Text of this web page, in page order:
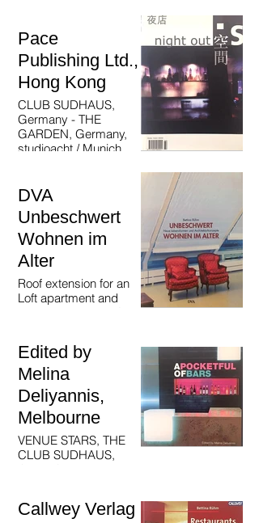
Pace
Publishing Ltd.,
Hong Kong
CLUB SUDHAUS,
Germany - THE
GARDEN, Germany,
studioacht / Munich,
DVA
Unbeschwert
Wohnen im
Alter
Roof extension for an
Loft apartment and
Edited by
Melina
Deliyannis,
Melbourne
VENUE STARS, THE
CLUB SUDHAUS,
Germany
Callwey Verlag